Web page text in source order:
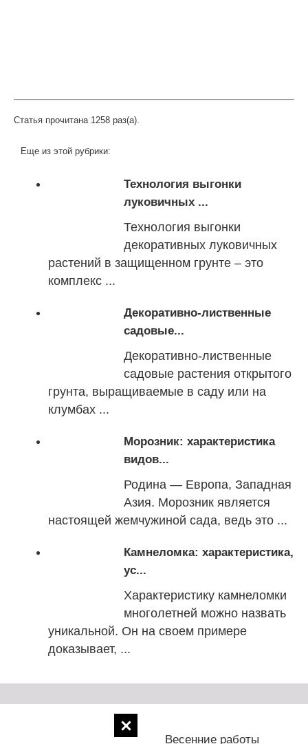
Статья прочитана 1258 раз(a).
Еще из этой рубрики:
Технология выгонки
луковичных ...
Технология выгонки
декоративных луковичных
растений в защищенном грунте – это
комплекс ...
Декоративно-лиственные
садовые...
Декоративно-лиственные
садовые растения открытого
грунта, выращиваемые в саду или на
клумбах ...
Морозник: характеристика
видов...
Родина — Европа, Западная
Азия. Морозник является
настоящей жемчужиной сада, ведь это ...
Камнеломка: характеристика,
ус...
Характеристику камнеломки
многолетней можно назвать
уникальной. Он на своем примере
доказывает, ...
Весенние работы